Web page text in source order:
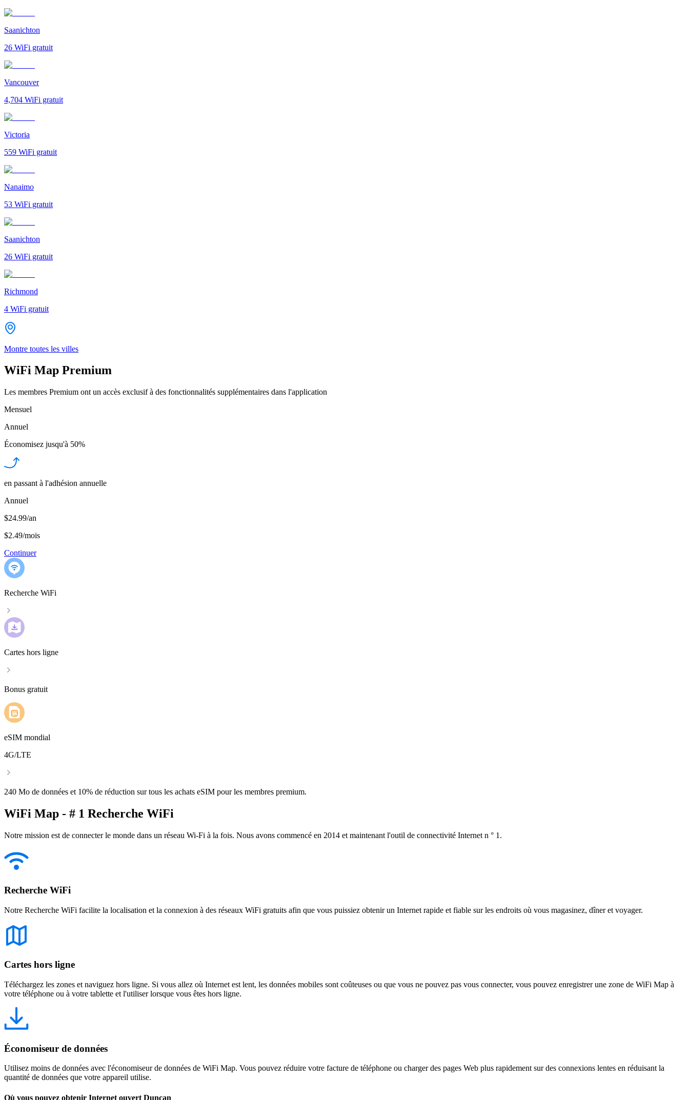
Saanichton
26 WiFi gratuit
Vancouver
4,704 WiFi gratuit
Victoria
559 WiFi gratuit
Nanaimo
53 WiFi gratuit
Saanichton
26 WiFi gratuit
Richmond
4 WiFi gratuit
Montre toutes les villes
WiFi Map Premium
Les membres Premium ont un accès exclusif à des fonctionnalités supplémentaires dans l'application
Mensuel
Annuel
Économisez jusqu'à 50%
en passant à l'adhésion annuelle
Annuel
$24.99/an
$2.49/mois
Continuer
Recherche WiFi
Cartes hors ligne
Bonus gratuit
eSIM mondial
4G/LTE
240 Mo de données et 10% de réduction sur tous les achats eSIM pour les membres premium.
WiFi Map - # 1 Recherche WiFi
Notre mission est de connecter le monde dans un réseau Wi-Fi à la fois. Nous avons commencé en 2014 et maintenant l'outil de connectivité Internet n ° 1.
Recherche WiFi
Notre Recherche WiFi facilite la localisation et la connexion à des réseaux WiFi gratuits afin que vous puissiez obtenir un Internet rapide et fiable sur les endroits où vous magasinez, dîner et voyager.
Cartes hors ligne
Téléchargez les zones et naviguez hors ligne. Si vous allez où Internet est lent, les données mobiles sont coûteuses ou que vous ne pouvez pas vous connecter, vous pouvez enregistrer une zone de WiFi Map à
votre téléphone ou à votre tablette et l'utiliser lorsque vous êtes hors ligne.
Économiseur de données
Utilisez moins de données avec l'économiseur de données de WiFi Map. Vous pouvez réduire votre facture de téléphone ou charger des pages Web plus rapidement sur des connexions lentes en réduisant la
quantité de données que votre appareil utilise.
Où vous pouvez obtenir Internet ouvert Duncan